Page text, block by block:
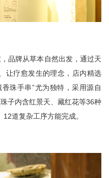
品牌从草本自然出发，通过天
让疗愈发生的理念，店内精选
珠手串”尤为独特，采用源自
子内含红景天、藏红花等36种
道复杂工序方能完成。